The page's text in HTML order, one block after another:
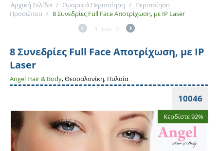
Αρχική Σελίδα / Ομορφιά Περιποίηση / Περιποίηση
Προσώπου / 8 Συνεδρίες Full Face Αποτρίχωση, με IP Laser
1 του 3
8 Συνεδρίες Full Face Αποτρίχωση, με IP
Laser
Angel Hair & Body, Θεσσαλονίκη, Πυλαία
10046
Κερδίστε 92%